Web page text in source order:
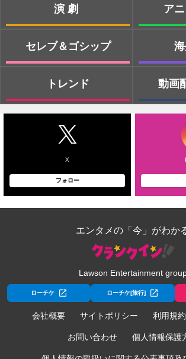
演劇
セレブ＆ゴシップ
トレンド
ア
動画
X
フォロー
エンタメの「今」がわか
Lawson Entertainment
ローチケ ローチケ[旅行]
会社概要 サイトポリシー 利用規約
お問い合わせ 個人情報保護